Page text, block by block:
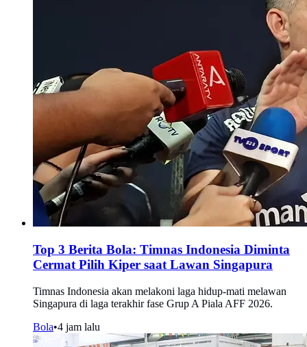
Top 3 Berita Bola: Timnas Indonesia Diminta
Cermat Pilih Kiper saat Lawan Singapura
Timnas Indonesia akan melakoni laga hidup-mati melawan
Singapura di laga terakhir fase Grup A Piala AFF 2026.
Bola•4 jam lalu